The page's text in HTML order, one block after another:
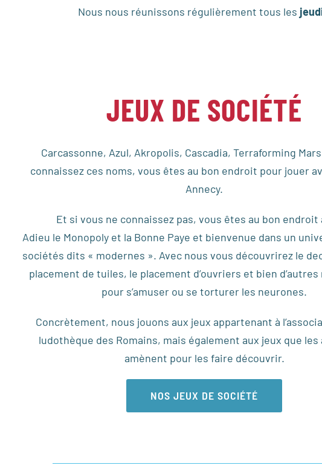
Nous nous réunissons régulièrement tous les
JEUX DE SOCIÉTÉ
Carcassonne, Azul, Akropolis, Cascadia, Terraforming
connaissez ces noms, vous êtes au bon endroit pour jouer
Annecy.
Et si vous ne connaissez pas, vous êtes au bon endroit
Adieu le Monopoly et la Bonne Paye et bienvenue dans un
sociétés dits « modernes ». Avec nous vous découvrirez le
placement de tuiles, le placement d’ouvriers et bien
pour s’amuser ou se torturer les neurones.
Concrètement, nous jouons aux jeux appartenant à
ludothèque des Romains, mais également aux jeux que
amènent pour les faire découvrir.
NOS JEUX DE SOCIÉTÉ